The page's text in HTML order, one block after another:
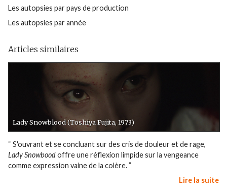
Les autopsies par pays de production
Les autopsies par année
Articles similaires
Lady Snowblood (Toshiya Fujita, 1973)
“ S'ouvrant et se concluant sur des cris de douleur et de rage,
Lady Snowboodoffre une réflexion limpide sur la vengeance
comme expression vaine de la colère. ”
Lire la suite